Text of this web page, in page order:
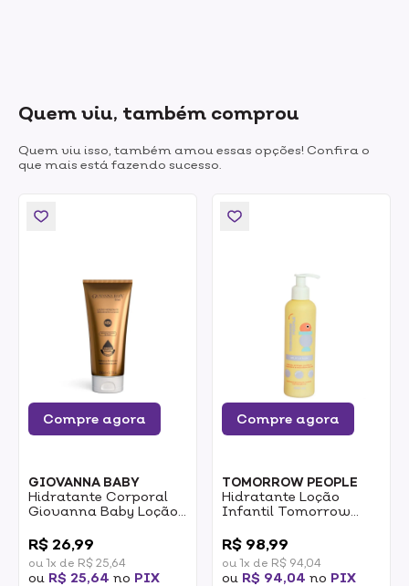
Quem viu, também comprou
Quem viu isso, também amou essas opções! Confira o
que mais está fazendo sucesso.
Compre agora
GIOVANNA BABY
Hidratante Corporal
Giovanna Baby Loção
R$ 26,99
ou 1x de R$ 25,64
ou R$ 25,64 no PIX
Compre agora
TOMORROW PEOPLE
Hidratante Loção
Infantil Tomorrow
200ml
R$ 98,99
ou 1x de R$ 94,04
ou R$ 94,04 no PIX